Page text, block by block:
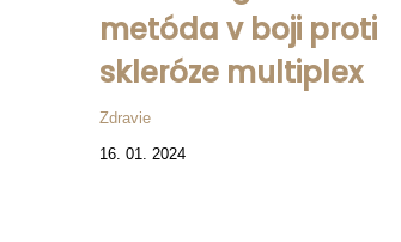
metóda v boji proti
skleróze multiplex
Zdravie
16. 01. 2024